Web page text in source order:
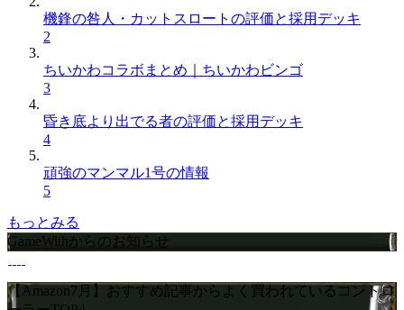
機鋒の咎人・カットスロートの評価と採用デッキ
2
ちいかわコラボまとめ｜ちいかわビンゴ
3
昏き底より出でる者の評価と採用デッキ
4
頑強のマンマル1号の情報
5
もっとみる
GameWithからのお知らせ
【Amazon7月】おすすめ記事からよく買われているコントロ